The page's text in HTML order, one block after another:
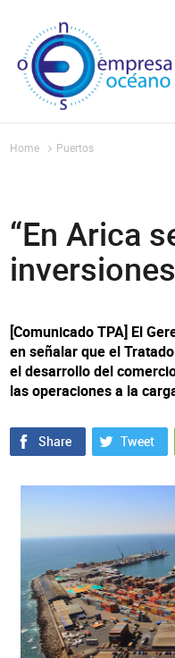
Home Puertos
“En Arica
[Comunicado TPA] El
en señalar que el
el desarrollo del
las operaciones a la